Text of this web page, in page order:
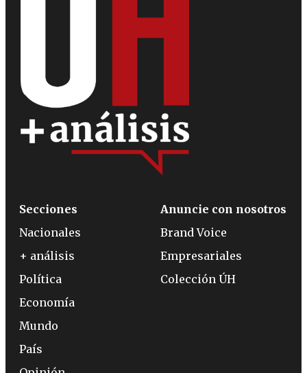
Secciones
Nacionales
+ análisis
Política
Economía
Mundo
País
Anuncie con nosotros
Brand Voice
Empresariales
Colección ÚH